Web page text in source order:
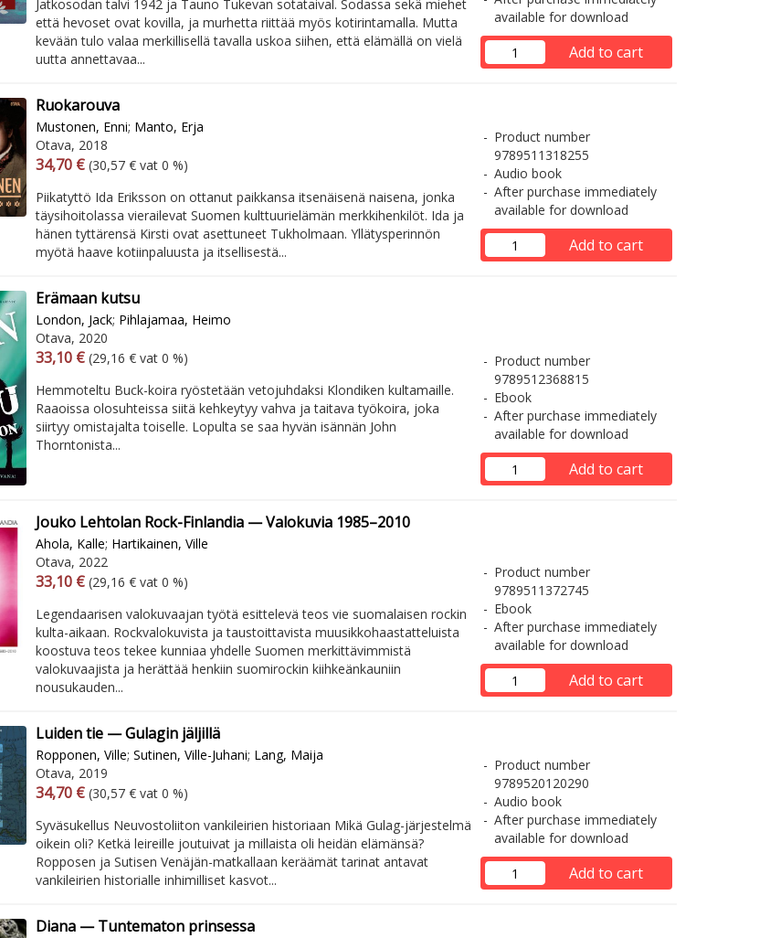
Jatkosodan talvi 1942 ja Tauno Tukevan sotataival. Sodassa sekä miehet
että hevoset ovat kovilla, ja murhetta riittää myös kotirintamalla. Mutta
kevään tulo valaa merkillisellä tavalla uskoa siihen, että elämällä on vielä
uutta annettavaa...
available for download
Add to cart
Ruokarouva
Mustonen, Enni; Manto, Erja
Otava, 2018
Arvonlisäverollinen hinta
34,70 € Excl. vat
(30,57 € vat 0 %)
Piikatyttö Ida Eriksson on ottanut paikkansa itsenäisenä naisena, jonka
täysihoitolassa vierailevat Suomen kulttuurielämän merkkihenkilöt. Ida ja
hänen tyttärensä Kirsti ovat asettuneet Tukholmaan. Yllätysperinnön
myötä haave kotiinpaluusta ja itsellisestä...
Product number
9789511318255
Audio book
After purchase immediately
available for download
Add to cart
Erämaan kutsu
London, Jack; Pihlajamaa, Heimo
Otava, 2020
Arvonlisäverollinen hinta
33,10 € Excl. vat
(29,16 € vat 0 %)
Hemmoteltu Buck-koira ryöstetään vetojuhdaksi Klondiken kultamaille.
Raaoissa olosuhteissa siitä kehkeytyy vahva ja taitava työkoira, joka
siirtyy omistajalta toiselle. Lopulta se saa hyvän isännän John
Thorntonista...
Product number
9789512368815
Ebook
After purchase immediately
available for download
Add to cart
Jouko Lehtolan Rock-Finlandia — Valokuvia 1985–2010
Ahola, Kalle; Hartikainen, Ville
Otava, 2022
Arvonlisäverollinen hinta
33,10 € Excl. vat
(29,16 € vat 0 %)
Legendaarisen valokuvaajan työtä esittelevä teos vie suomalaisen rockin
kulta-aikaan. Rockvalokuvista ja taustoittavista muusikkohaastatteluista
koostuva teos tekee kunniaa yhdelle Suomen merkittävimmistä
valokuvaajista ja herättää henkiin suomirockin kiihkeänkauniin
nousukauden...
Product number
9789511372745
Ebook
After purchase immediately
available for download
Add to cart
Luiden tie — Gulagin jäljillä
Ropponen, Ville; Sutinen, Ville-Juhani; Lang, Maija
Otava, 2019
Arvonlisäverollinen hinta
34,70 € Excl. vat
(30,57 € vat 0 %)
Syväsukellus Neuvostoliiton vankileirien historiaan Mikä Gulag-järjestelmä
oikein oli? Ketkä leireille joutuivat ja millaista oli heidän elämänsä?
Ropposen ja Sutisen Venäjän-matkallaan keräämät tarinat antavat
vankileirien historialle inhimilliset kasvot...
Product number
9789520120290
Audio book
After purchase immediately
available for download
Add to cart
Diana — Tuntematon prinsessa